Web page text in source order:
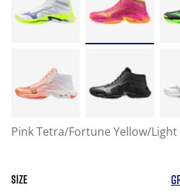
Pink Tetra/Fortune Yellow/Light
SIZE